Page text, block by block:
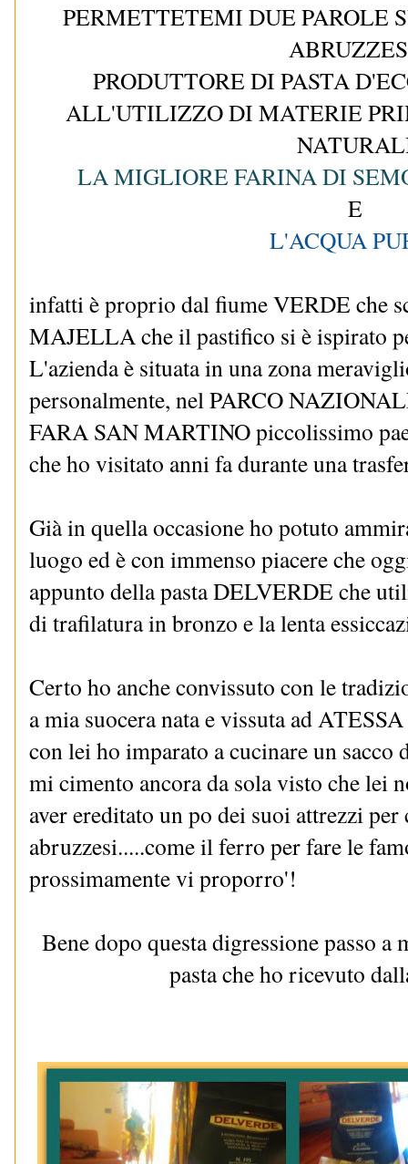
PERMETTETEMI DUE PAROLE
PRODUTTORE DI PASTA
ALL'UTILIZZO DI MATERIE
LA MIGLIORE FARINA DI
E
L'ACQUA
infatti è proprio dal fiume VERDE che
MAJELLA che il pastifico si è ispirato
L'azienda è situata in una zona
personalmente, nel PARCO
FARA SAN MARTINO piccolissimo
che ho visitato anni fa durante una
Già in quella occasione ho potuto
luogo ed è con immenso piacere che
appunto della pasta DELVERDE che
di trafilatura in bronzo e la lenta
Certo ho anche convissuto con le
a mia suocera nata e vissuta ad
con lei ho imparato a cucinare un
mi cimento ancora da sola visto che lei
aver ereditato un po dei suoi attrezzi
abruzzesi.....come il ferro per fare le
prossimamente vi proporro'!
Bene dopo questa digressione passo
pasta che ho ricevuto